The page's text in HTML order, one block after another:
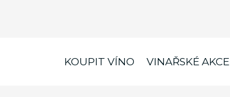
KOUPIT VÍNO VINAŘSKÉ AKCE